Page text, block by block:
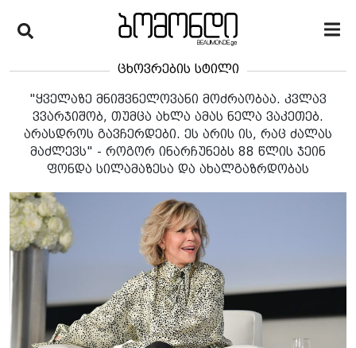
ცხოვრების სტილი
"ყველაზე მნიშვნელოვანი მოძრაობაა. კვლავ
ვვარჯიშობ, თუმცა ახლა ამას ნელა ვაკეთებ.
არასდროს გავჩერდები. ეს არის ის, რაც ძალას
მაძლევს" - როგორ ინარჩუნებს 88 წლის ჯეინ
ფონდა სილამაზესა და ახალგაზრდობას